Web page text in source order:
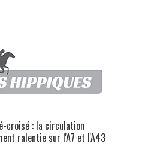
croisé : la circulation
ralentie sur l'A7 et l'A43